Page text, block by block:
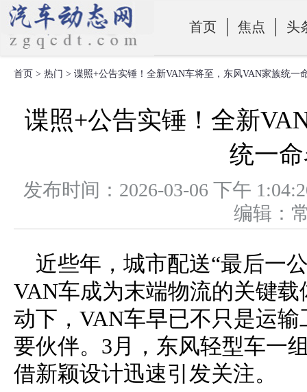
首页 焦点 头
零部件
首页 > 热门 > 谍照+公告实锤！全新VAN车将至，东风VAN家族统一
谍照+公告实锤！全新
统一
发布时间：2026-03-06 下午
编辑
近些年，城市配送“最后一
VAN车成为末端物流的关键
动下，VAN车早已不只是运
要伙伴。3月，东风轻型车一
借新颖设计迅速引发关注。